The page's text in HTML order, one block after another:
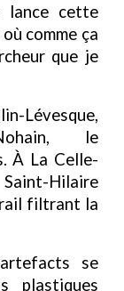
lance cette
comme ça
que je
Lévesque,
le
À La Celle-
Hilaire
filtrant la
se
plastiques